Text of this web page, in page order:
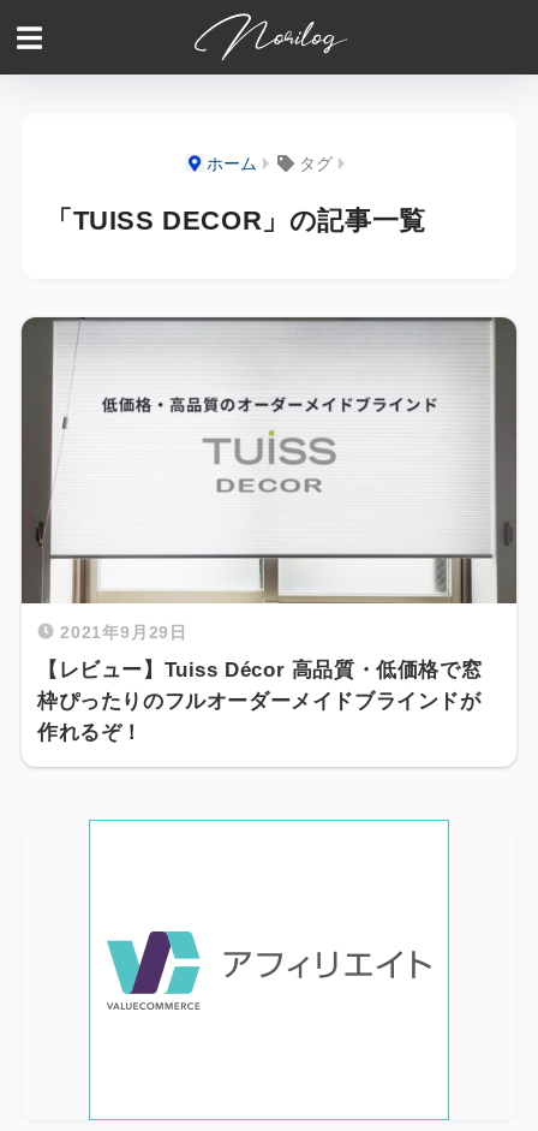
ホーム タグ
「TUISS DECOR」の記事一覧
2021年9月29日
【レビュー】Tuiss Décor 高品質・低価格で窓
枠ぴったりのフルオーダーメイドブラインドが
作れるぞ！